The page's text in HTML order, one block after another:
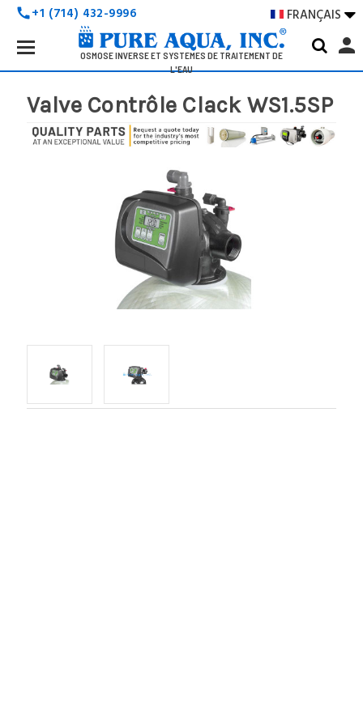
call+1 (714) 432-9996 FRANÇAIS 
OSMOSE INVERSE ET SYSTÈMES DE TRAITEMENT DE
L'EAU
Search
Keyword:
person
Valve Contrôle Clack WS1.5SP